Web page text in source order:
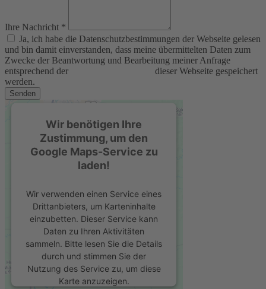
Ihre Nachricht *
Ja, ich habe die Datenschutzbestimmungen der Webseite gelesen
und bin damit einverstanden, dass meine übermittelten Daten zum
Zwecke der Beantwortung und Bearbeitung meiner Anfrage
entsprechend der
dieser Webseite gespeichert
werden.
Senden
Wir benötigen Ihre
Zustimmung, um den
Google Maps-Service zu
laden!
Wir verwenden einen Service eines
Drittanbieters, um Karteninhalte
einzubetten. Dieser Service kann
Daten zu Ihren Aktivitäten
sammeln. Bitte lesen Sie die Details
durch und stimmen Sie der
Nutzung des Service zu, um diese
Karte anzuzeigen.